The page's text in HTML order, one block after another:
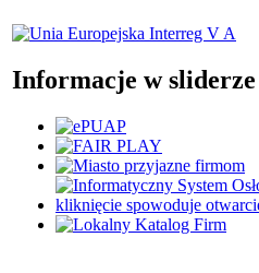
Informacje w sliderze